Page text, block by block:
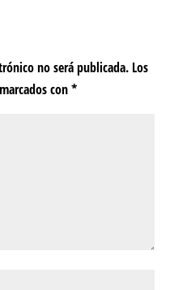
no será publicada. Los
con*